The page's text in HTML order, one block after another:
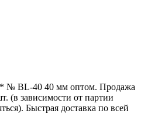
№ BL-40 40 мм оптом. Продажа
(в зависимости от партии
Быстрая доставка по всей